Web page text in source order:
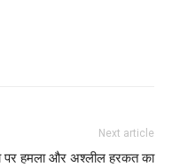
Next article
पर हमला और अश्लील हरकत का